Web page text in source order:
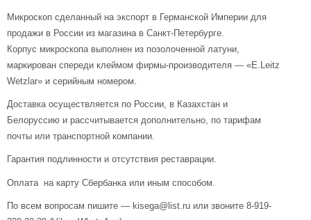
Микроскоп сделанный на экспорт в Германской Империи для
продажи в России из магазина в Санкт-Петербурге.
Корпус микроскопа выполнен из позолоченной латуни,
маркирован спереди клеймом фирмы-производителя — «E.Leitz
Wetzlar» и серийным номером.
Доставка осуществляется по России, в Казахстан и
Белоруссию и рассчитывается дополнительно, по тарифам
почты или транспортной компании.
Гарантия подлинности и отсутствия реставрации.
Оплата на карту Сбербанка или иным способом.
По всем вопросам пишите — kisega@list.ru или звоните 8-919-